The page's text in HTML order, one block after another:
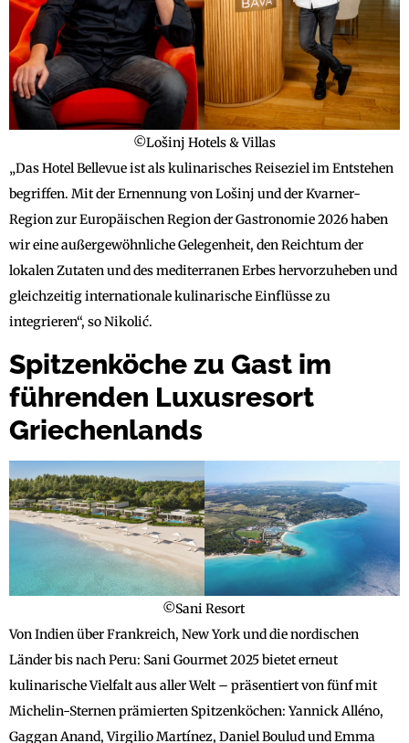
©Lošinj Hotels & Villas
„Das Hotel Bellevue ist als kulinarisches Reiseziel im Entstehen
begriffen. Mit der Ernennung von Lošinj und der Kvarner-
Region zur Europäischen Region der Gastronomie 2026 haben
wir eine außergewöhnliche Gelegenheit, den Reichtum der
lokalen Zutaten und des mediterranen Erbes hervorzuheben und
gleichzeitig internationale kulinarische Einflüsse zu
integrieren“, so Nikolić.
Spitzenköche zu Gast im
führenden Luxusresort
Griechenlands
©Sani Resort
Von Indien über Frankreich, New York und die nordischen
Länder bis nach Peru: Sani Gourmet 2025 bietet erneut
kulinarische Vielfalt aus aller Welt – präsentiert von fünf mit
Michelin-Sternen prämierten Spitzenköchen: Yannick Alléno,
Gaggan Anand, Virgilio Martínez, Daniel Boulud und Emma